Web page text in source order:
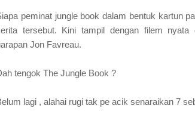
peminat jungle book dalam bentuk kartun
tersebut. Kini tampil dengan filem
Jon Favreau.
tengok The Jungle Book ?
lagi , alahai rugi tak pe acik senaraikan 7